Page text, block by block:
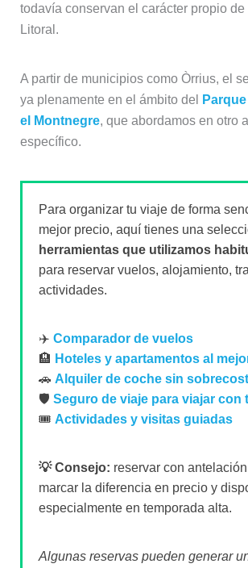
todavía conservan el carácter propio
Litoral.
A partir de municipios como Òrrius, el
ya plenamente en el ámbito del
el Montnegre, que abordamos en otro
específico.
Para organizar tu viaje de forma
mejor precio, aquí tienes una
herramientas que utilizamos
para reservar vuelos, alojamiento,
actividades.
✈️ Comparador de vuelos
🏨 Hoteles y apartamentos al
🚗 Alquiler de coche sin
🛡️ Seguro de viaje para viajar con
🎟️ Actividades y visitas guiadas
💡 Consejo: reservar con
marcar la diferencia en precio y
especialmente en temporada alta.
Algunas reservas pueden generar